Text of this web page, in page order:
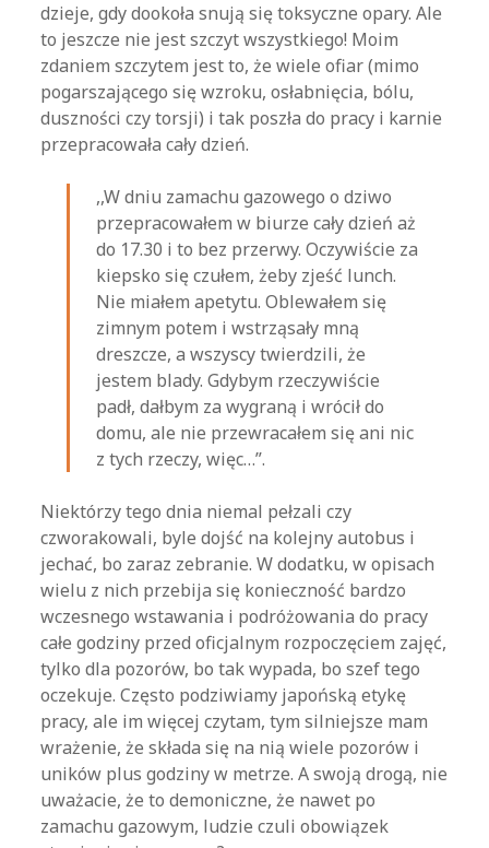
dzieje, gdy dookoła snują się toksyczne opary. Ale
to jeszcze nie jest szczyt wszystkiego! Moim
zdaniem szczytem jest to, że wiele ofiar (mimo
pogarszającego się wzroku, osłabnięcia, bólu,
duszności czy torsji) i tak poszła do pracy i karnie
przepracowała cały dzień.
,,W dniu zamachu gazowego o dziwo
przepracowałem w biurze cały dzień aż
do 17.30 i to bez przerwy. Oczywiście za
kiepsko się czułem, żeby zjeść lunch.
Nie miałem apetytu. Oblewałem się
zimnym potem i wstrząsały mną
dreszcze, a wszyscy twierdzili, że
jestem blady. Gdybym rzeczywiście
padł, dałbym za wygraną i wrócił do
domu, ale nie przewracałem się ani nic
z tych rzeczy, więc…”.
Niektórzy tego dnia niemal pełzali czy
czworakowali, byle dojść na kolejny autobus i
jechać, bo zaraz zebranie. W dodatku, w opisach
wielu z nich przebija się konieczność bardzo
wczesnego wstawania i podróżowania do pracy
całe godziny przed oficjalnym rozpoczęciem zajęć,
tylko dla pozorów, bo tak wypada, bo szef tego
oczekuje. Często podziwiamy japońską etykę
pracy, ale im więcej czytam, tym silniejsze mam
wrażenie, że składa się na nią wiele pozorów i
uników plus godziny w metrze. A swoją drogą, nie
uważacie, że to demoniczne, że nawet po
zamachu gazowym, ludzie czuli obowiązek